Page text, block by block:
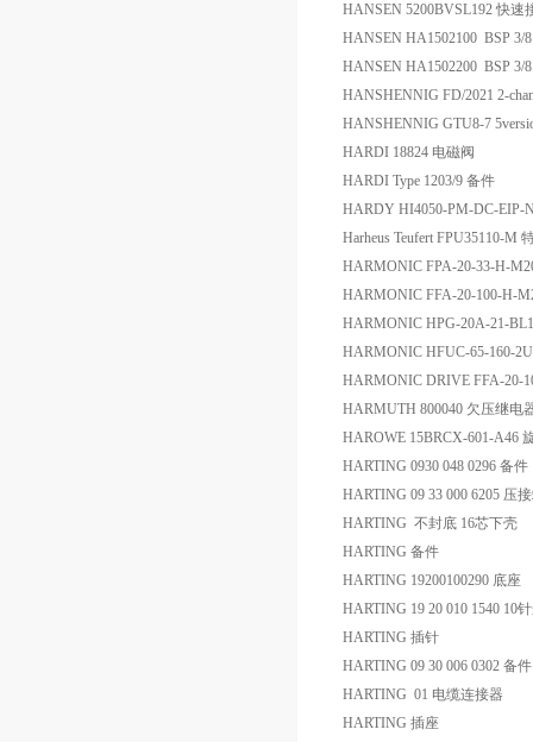
HANSEN 5200BVSL192 快速
HANSEN HA1502100 BSP 3/
HANSEN HA1502200 BSP 3/
HANSHENNIG FD/2021 2-
HANSHENNIG GTU8-7
HARDI 18824 电磁阀
HARDI Type 1203/9 备件
HARDY HI4050-PM-DC-EIP-
Harheus Teufert FPU35110-M
HARMONIC FPA-20-33-H-
HARMONIC FFA-20-100-H-
HARMONIC HPG-20A-21-
HARMONIC HFUC-65-160-
HARMONIC DRIVE FFA-20-
HARMUTH 800040 欠压继电
HAROWE 15BRCX-601-A46
HARTING 0930 048 0296 备件
HARTING 09 33 000 6205 压
HARTING 不封底 16芯下壳
HARTING 备件
HARTING 19200100290 底座
HARTING 19 20 010 1540 10
HARTING 插针
HARTING 09 30 006 0302 备件
HARTING 01 电缆连接器
HARTING 插座